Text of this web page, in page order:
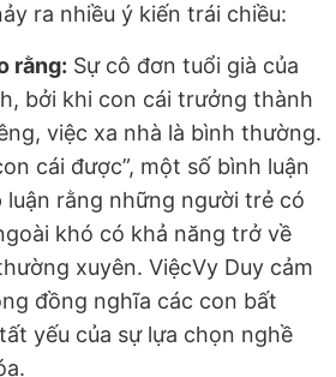
ra nhiều ý kiến trái chiều:
rằng: Sự cô đơn tuổi già của
bởi khi con cái trưởng thành
việc xa nhà là bình thường.
cái được”, một số bình luận
luận rằng những người trẻ có
khó có khả năng trở về
xuyên. ViệcVy Duy cảm
đồng nghĩa các con bất
yếu của sự lựa chọn nghề